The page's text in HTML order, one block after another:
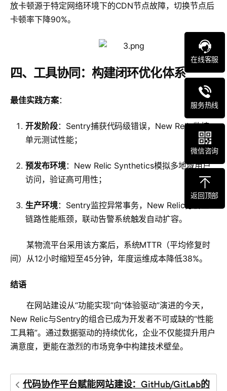
放卡顿源于特定网络环境下的CDN节点故障，切换节点后
卡顿率下降90%。
四、工具协同：构建闭环优化体系
最佳实践方案：
开发阶段：Sentry捕获代码级错误，New Relic监控
单元测试性能；
预发布环境：New Relic Synthetics模拟多地域用户
访问，验证高可用性；
生产环境：Sentry监控异常事务，New Relic分析全
链路性能瓶颈，联动告警系统触发自动扩容。
某物流平台采用该方案后，系统MTTR（平均修复时
间）从12小时缩短至45分钟，年度运维成本降低38%。
结语
在网站建设从“功能实现”向“体验驱动”演进的今天，
New Relic与Sentry的组合已成为开发者不可或缺的“性能
工具箱”。通过数据驱动的持续优化，企业不仅能提升用户
满意度，更能在激烈的市场竞争中构建技术壁垒。
代码协作平台赋能网站建设：GitHub/GitLab的
在线客服
服务热线
微信咨询
返回顶部